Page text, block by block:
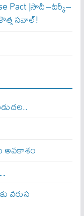
Pact |సౌదీ–టర్కీ–
సవాల్!
అవకాశం
వరుస